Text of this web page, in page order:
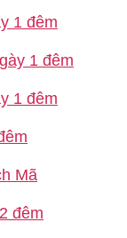
1 đêm
1 đêm
1 đêm
Mã
đêm